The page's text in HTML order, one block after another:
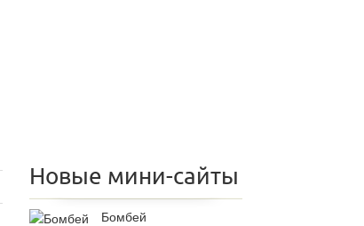
Новые мини-сайты
Бомбей